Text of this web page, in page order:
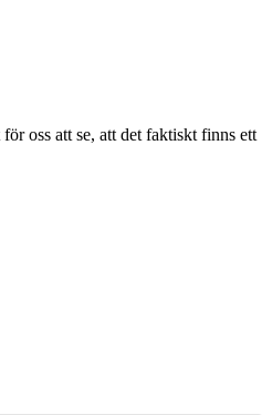
oss att se, att det faktiskt finns ett